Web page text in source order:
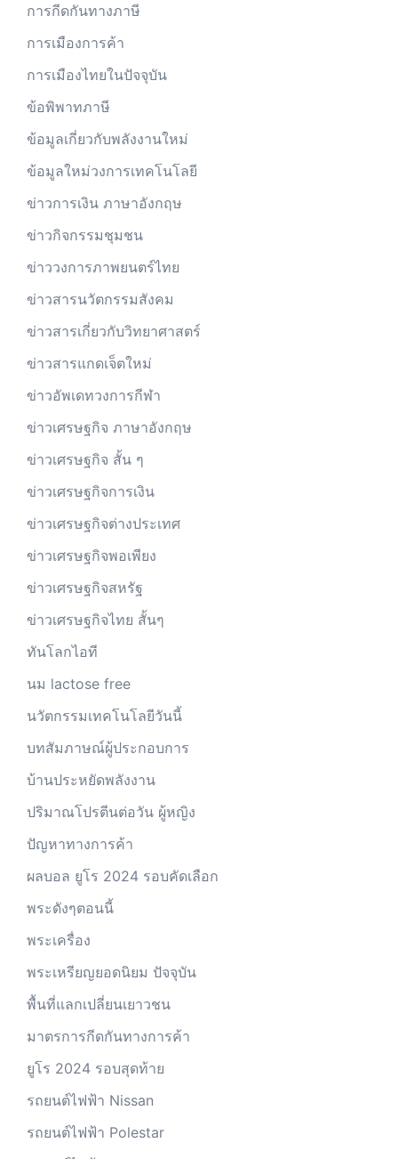
การกีดกันทางภาษี
การเมืองการค้า
การเมืองไทยในปัจจุบัน
ข้อพิพาทภาษี
ข้อมูลเกี่ยวกับพลังงานใหม่
ข้อมูลใหม่วงการเทคโนโลยี
ข่าวการเงิน ภาษาอังกฤษ
ข่าวกิจกรรมชุมชน
ข่าววงการภาพยนตร์ไทย
ข่าวสารนวัตกรรมสังคม
ข่าวสารเกี่ยวกับวิทยาศาสตร์
ข่าวสารแกดเจ็ตใหม่
ข่าวอัพเดทวงการกีฬา
ข่าวเศรษฐกิจ ภาษาอังกฤษ
ข่าวเศรษฐกิจ สั้น ๆ
ข่าวเศรษฐกิจการเงิน
ข่าวเศรษฐกิจต่างประเทศ
ข่าวเศรษฐกิจพอเพียง
ข่าวเศรษฐกิจสหรัฐ
ข่าวเศรษฐกิจไทย สั้นๆ
ทันโลกไอที
นม lactose free
นวัตกรรมเทคโนโลยีวันนี้
บทสัมภาษณ์ผู้ประกอบการ
บ้านประหยัดพลังงาน
ปริมาณโปรตีนต่อวัน ผู้หญิง
ปัญหาทางการค้า
ผลบอล ยูโร 2024 รอบคัดเลือก
พระดังๆตอนนี้
พระเครื่อง
พระเหรียญยอดนิยม ปัจจุบัน
พื้นที่แลกเปลี่ยนเยาวชน
มาตรการกีดกันทางการค้า
ยูโร 2024 รอบสุดท้าย
รถยนต์ไฟฟ้า Nissan
รถยนต์ไฟฟ้า Polestar